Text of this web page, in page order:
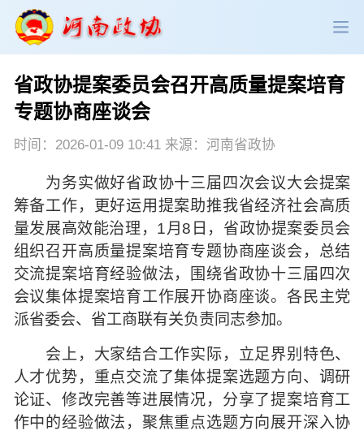
政协领导 政协新闻 政协机构
政协党建 政协工作 会议活动
委员履职 政协论坛 专委会工作
党派团体 市县政协 专题荟萃
省政协提案委员会召开高质量提案培育
专题协商座谈会
时间：2026-01-09 10:41 来源：河南省政协
为务实做好省政协十三届四次会议大会提案
筹备工作，更好运用提案助推我省经济社会高质
量发展高效能治理，1月8日，省政协提案委员会
组织召开高质量提案培育专题协商座谈会，总结
交流提案培育经验做法，围绕省政协十三届四次
会议集体提案培育工作展开协商座谈。各民主党
派省委会、省工商联有关负责同志参加。
会上，大家结合工作实际，立足界别特色、
人才优势，重点交流了集体提案选题方向、调研
论证、修改完善等进展情况，分享了提案培育工
作中的经验做法，聚焦重点选题方向展开深入协